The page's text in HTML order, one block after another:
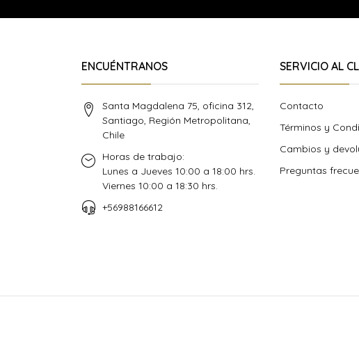
ENCUÉNTRANOS
Santa Magdalena 75, oficina 312,
Santiago, Región Metropolitana,
Chile
Horas de trabajo:
Lunes a Jueves 10:00 a 18:00 hrs.
Viernes 10:00 a 18:30 hrs.
+56988166612
SERVICIO AL
Contacto
Términos y
Cambios y
Preguntas